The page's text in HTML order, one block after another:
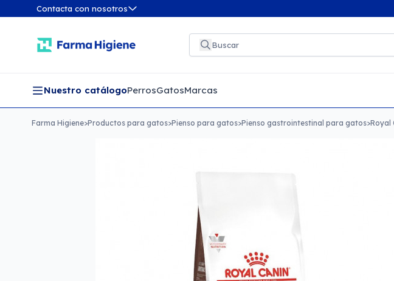
Contacta con nosotros
Nuestro catálogoPerrosGatosMarcas
Farma Higiene>Productos para gatos>Pienso para gatos>Pienso gastrointestinal para gatos>Royal